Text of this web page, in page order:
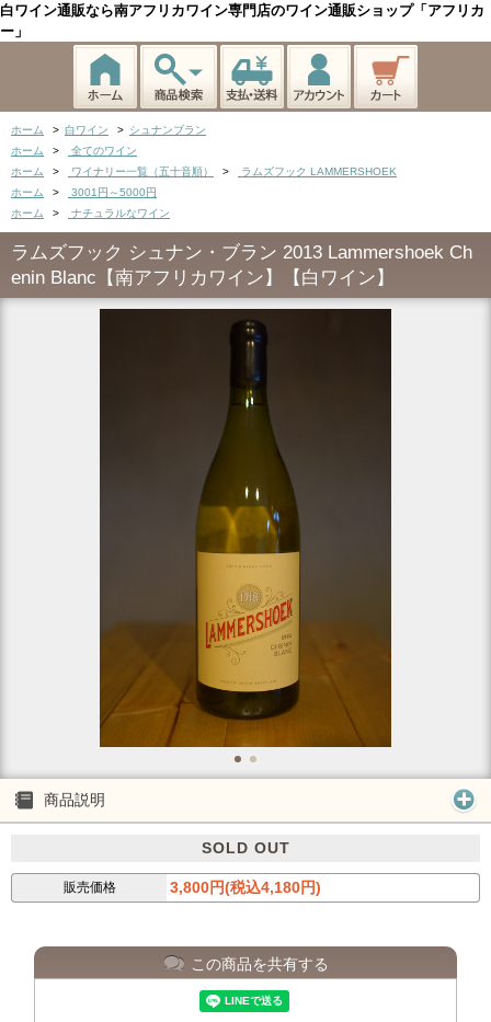
白ワイン通販なら南アフリカワイン専門店のワイン通販ショップ「アフリカ
ー」
ホーム > 白ワイン > シュナンブラン
ホーム
>
全てのワイン
ホーム
> ワイナリー一覧（五十音順） >
ラムズフック LAMMERSHOEK
ホーム
>
3001円～5000円
ホーム
> ナチュラルなワイン
ラムズフック シュナン・ブラン 2013 Lammershoek Ch
enin Blanc【南アフリカワイン】【白ワイン】
商品説明
SOLD OUT
販売価格 3,800円(税込4,180円)
この商品を共有する